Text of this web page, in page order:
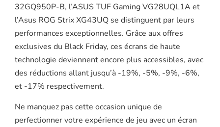
32GQ950P-B, l’ASUS TUF Gaming VG28UQL1A et
l’Asus ROG Strix XG43UQ se distinguent par leurs
performances exceptionnelles. Grâce aux offres
exclusives du Black Friday, ces écrans de haute
technologie deviennent encore plus accessibles, avec
des réductions allant jusqu’à -19%, -5%, -9%, -6%,
et -17% respectivement.
Ne manquez pas cette occasion unique de
perfectionner votre expérience de jeu avec un écran